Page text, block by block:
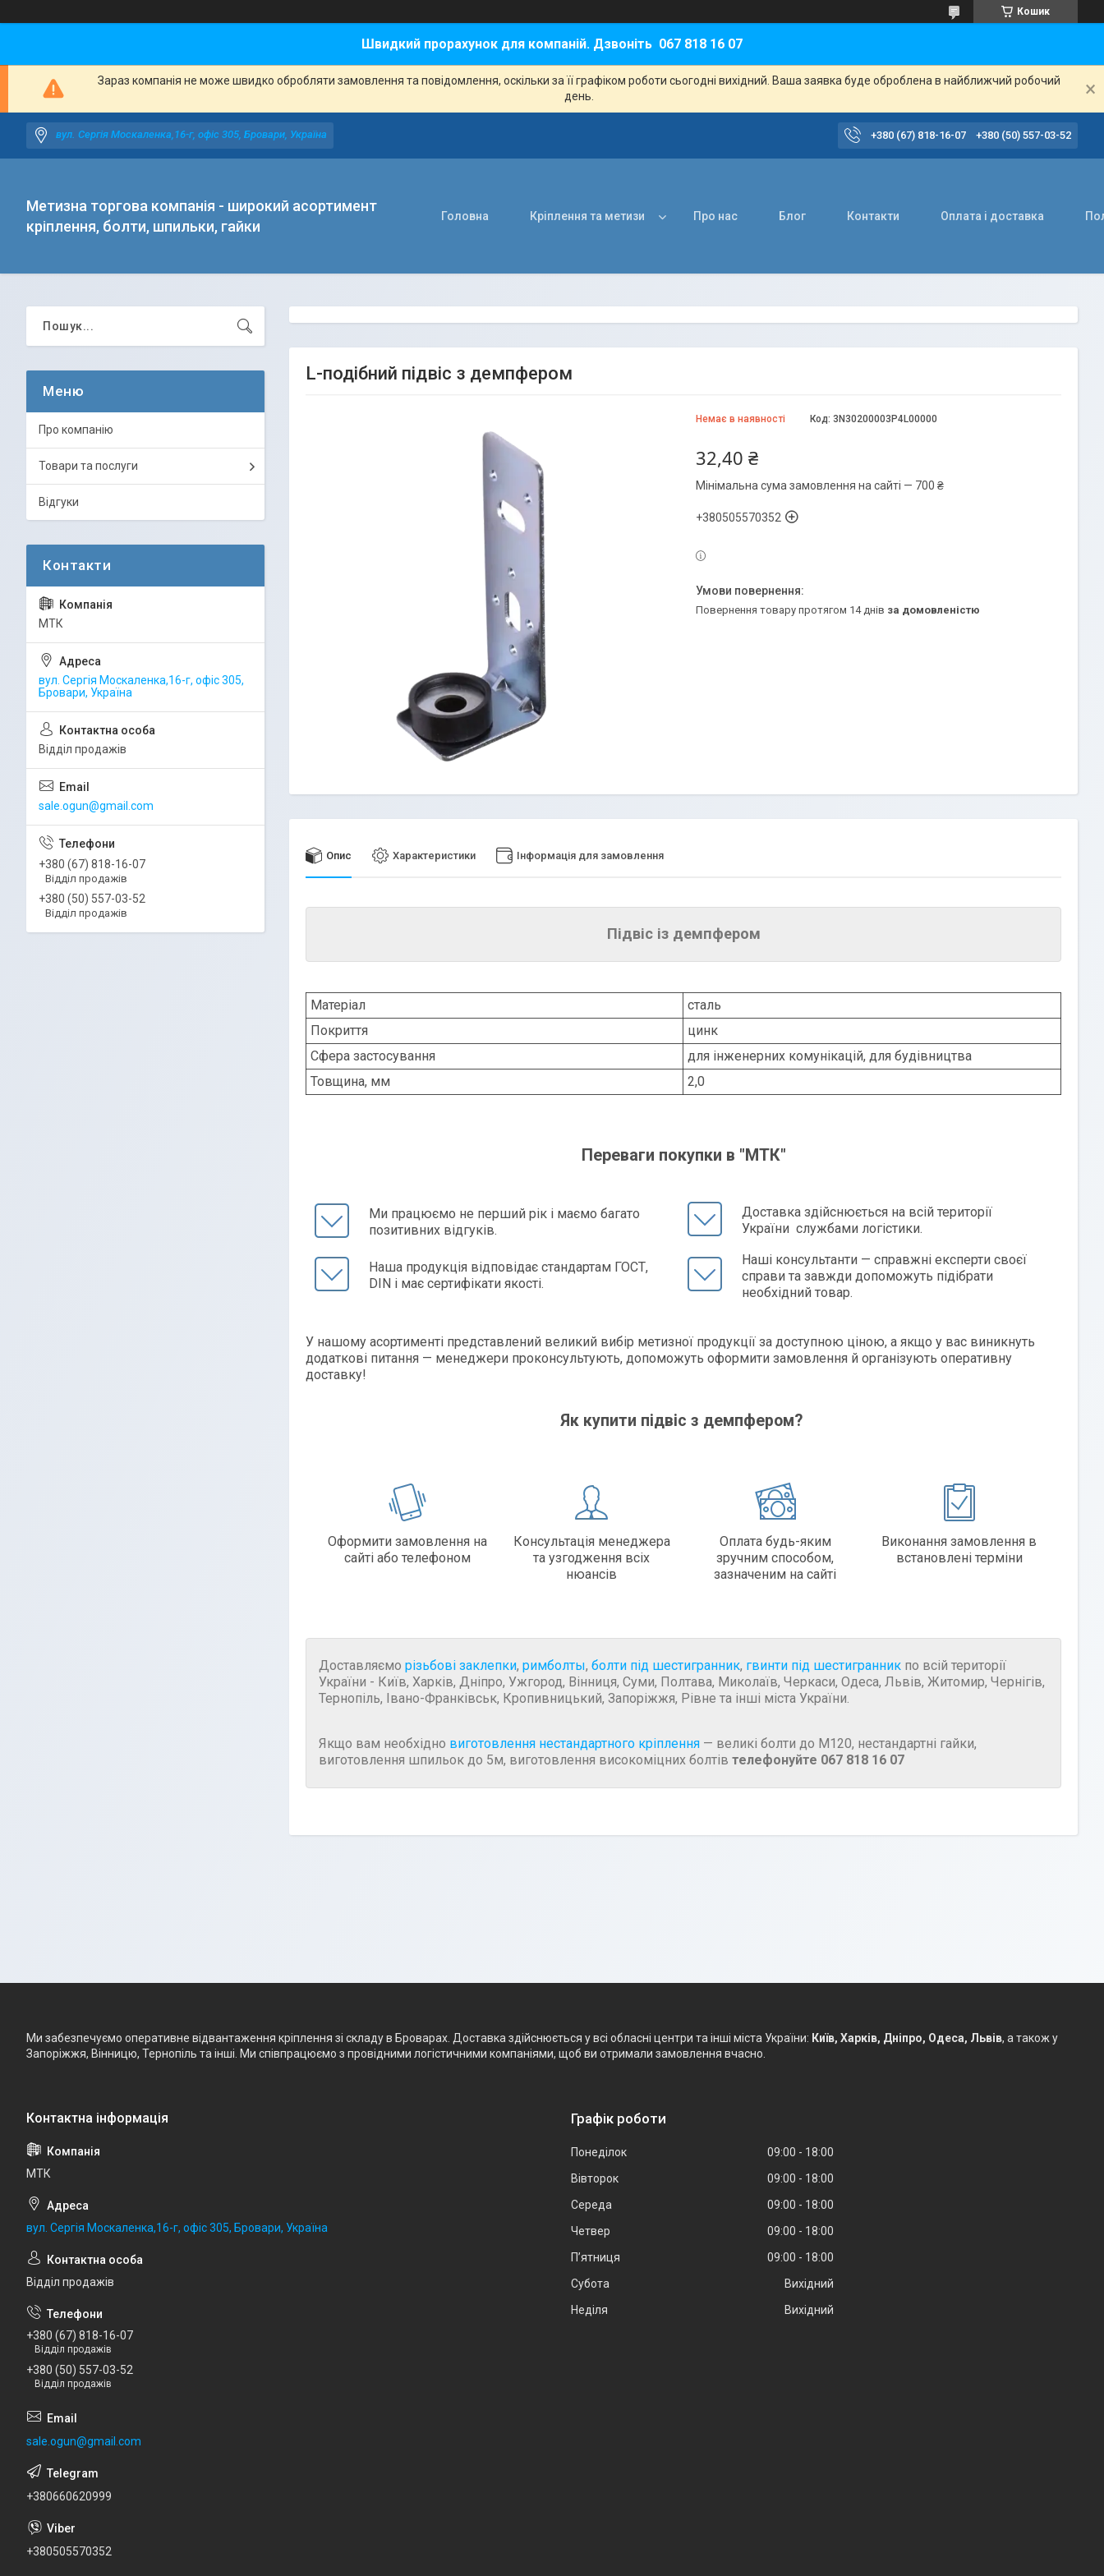
Кошик
Швидкий прорахунок для компаній. Дзвоніть 067 818 16 07
Зараз компанія не може швидко обробляти замовлення та повідомлення, оскільки за її графіком роботи сьогодні вихідний. Ваша заявка буде оброблена в найближчий робочий
день.
вул. Сергія Москаленка,16-г, офіс 305, Бровари, Україна +380 (67) 818-16-07 +380 (50) 557-03-52
Метизна торгова компанія - широкий асортимент
кріплення, болти, шпильки, гайки
Головна Кріплення та метизи Про нас Блог Контакти Оплата і доставка
L-подібний підвіс з демпфером
Немає в наявності Код: 3N30200003P4L00000
32,40 ₴
Мінімальна сума замовлення на сайті — 700 ₴
+380505570352
повернення товару протягом 14 днів за домовленістю
Опис Характеристики Інформація для замовлення
Підвіс із демпфером
Матеріал
сталь
Покриття
цинк
Сфера застосування
для інженерних комунікацій, для будівництва
Товщина, мм
2,0
Переваги покупки в "МТК"
Ми працюємо не перший рік і маємо багато
позитивних відгуків.
Наша продукція відповідає стандартам ГОСТ,
DIN і має сертифікати якості.
Доставка здійснюється на всій території
України службами логістики.
Наші консультанти — справжні експерти своєї
справи та завжди допоможуть підібрати
необхідний товар.
У нашому асортименті представлений великий вибір метизної продукції за доступною ціною, а якщо у вас виникнуть
додаткові питання — менеджери проконсультують, допоможуть оформити замовлення й організують оперативну
доставку!
Як купити підвіс з демпфером?
Оформити замовлення на
сайті або телефоном
Консультація менеджера
та узгодження всіх
нюансів
Оплата будь-яким
зручним способом,
зазначеним на сайті
Виконання замовлення в
встановлені терміни
Доставляємо різьбові заклепки, римболты, болти під шестигранник, гвинти під шестигранник по всій території
України - Київ, Харків, Дніпро, Ужгород, Вінниця, Суми, Полтава, Миколаїв, Черкаси, Одеса, Львів, Житомир, Чернігів,
Тернопіль, Івано-Франківськ, Кропивницький, Запоріжжя, Рівне та інші міста України.
Якщо вам необхідно виготовлення нестандартного кріплення — великі болти до М120, нестандартні гайки,
виготовлення шпильок до 5м, виготовлення високоміцних болтів телефонуйте 067 818 16 07
Про компанію
Товари та послуги
Відгуки
МТК
вул. Сергія Москаленка,16-г, офіс 305,
Бровари, Україна
Відділ продажів
sale.ogun@gmail.com
+380 (67) 818-16-07
Відділ продажів
+380 (50) 557-03-52
Відділ продажів
Ми забезпечуємо оперативне відвантаження кріплення зі складу в Броварах. Доставка здійснюється у всі обласні центри та інші міста України: Київ, Харків, Дніпро, Одеса, Львів, а також у
Запоріжжя, Вінницю, Тернопіль та інші. Ми співпрацюємо з провідними логістичними компаніями, щоб ви отримали замовлення вчасно.
МТК
вул. Сергія Москаленка,16-г, офіс 305, Бровари, Україна
Відділ продажів
+380 (67) 818-16-07
Відділ продажів
+380 (50) 557-03-52
Відділ продажів
sale.ogun@gmail.com
+380660620999
+380505570352
Графік роботи
Понеділок 09:00
18:00
Вівторок
09:00
18:00
Середа
09:00
18:00
Четвер
09:00
18:00
Пʼятниця
09:00
18:00
Субота
Вихідний
Неділя
Вихідний